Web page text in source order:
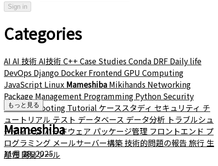
Sign in
Categories
AI AI 技術 AI技術 C++ Case StudiesConda DRF Daily life
DevOps Django DockerFrontend GPU Computing
JavaScript Linux Mameshiba Mikihands Networking
Package Management Programming Python Security
Troubleshooting Tutorial ケーススタディ セキュリティ チ
ュートリアル テスト データベース データ分析 トラブルシュ
ーティングハードウェア パッケージ管理 フロントエンド プ
ログラミング メールサーバー構築技術的問題の報告 旅行 生
産性 開発ツール
もっと見る
Mameshiba
11月 28, 2025